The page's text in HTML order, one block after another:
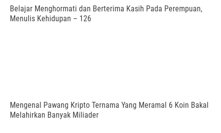
Belajar Menghormati dan Berterima Kasih Pada Perempuan,
Menulis Kehidupan – 126
Mengenal Pawang Kripto Ternama Yang Meramal 6 Koin Bakal
Melahirkan Banyak Miliader